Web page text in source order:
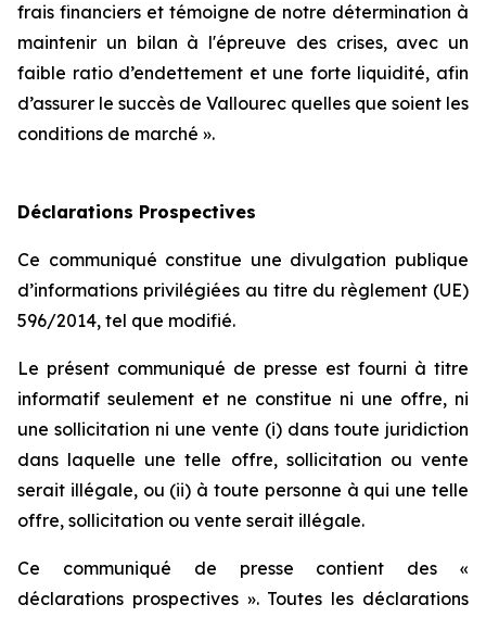
frais financiers et témoigne de notre détermination à
maintenir un bilan à l'épreuve des crises, avec un
faible ratio d’endettement et une forte liquidité, afin
d’assurer le succès de Vallourec quelles que soient les
conditions de marché ».
Déclarations Prospectives
Ce communiqué constitue une divulgation publique
d’informations privilégiées au titre du règlement (UE)
596/2014, tel que modifié.
Le présent communiqué de presse est fourni à titre
informatif seulement et ne constitue ni une offre, ni
une sollicitation ni une vente (i) dans toute juridiction
dans laquelle une telle offre, sollicitation ou vente
serait illégale, ou (ii) à toute personne à qui une telle
offre, sollicitation ou vente serait illégale.
Ce communiqué de presse contient des «
déclarations prospectives ». Toutes les déclarations